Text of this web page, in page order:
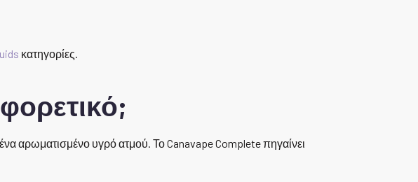
κατηγορίες.
αρωματισμένο υγρό ατμού. Το Canavape Complete πηγαίνει